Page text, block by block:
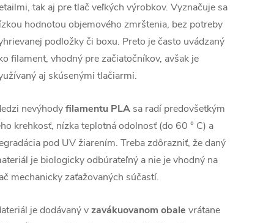
tak aj pre tlač veľkých výrobkov. Vyznačuje sa
hodnotou objemového zmrštenia, bez potreby
podložky či boxu. Preto je často uvádzaný
filament, vhodný pre začiatočníkov, avšak je
aj skúsenými tlačiarmi.
nevýhodyfilamentu PLA sa radí predovšetkým
krehkosť, nízka teplotná odolnosť (do 60 ° C) a
pod UV žiarením. Treba zdôrazniť, že daný
je biologicky odbúrateľný a nie je vhodný na
mechanicky zaťažovaných súčastí.
je dodávaný vzavákuovanom obale vrátane